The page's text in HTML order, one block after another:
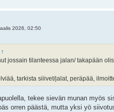
2026, 02:50
↑
jossain tilanteessa jalan/ takapään
tarkista siiivet/jalat, peräpää,
tekee sievän munan myös
orren päästä, mutta yksi yö